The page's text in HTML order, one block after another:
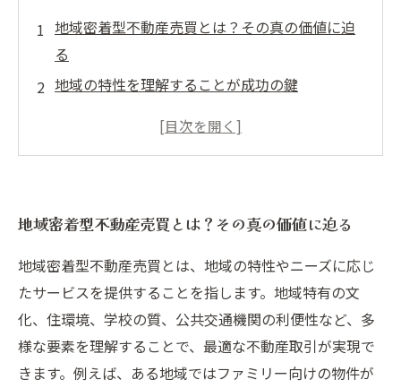
地域密着型不動産売買とは？その真の価値に迫
る
地域の特性を理解することが成功の鍵
売主と買主のニーズを満たすための戦略とは
提供
あなたの不動産取引を成功に導くために必要な
こと
地域密着型不動産売買とは？その真の価値に迫る
地域密着型不動産売買とは、地域の特性やニーズに応じ
たサービスを提供することを指します。地域特有の文
化、住環境、学校の質、公共交通機関の利便性など、多
様な要素を理解することで、最適な不動産取引が実現で
きます。例えば、ある地域ではファミリー向けの物件が